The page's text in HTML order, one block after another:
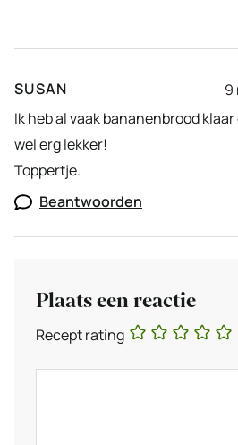
SUSAN
9
Ik heb al vaak bananenbrood
wel erg lekker!
Toppertje.
Beantwoorden
Plaats een reactie
Recept rating